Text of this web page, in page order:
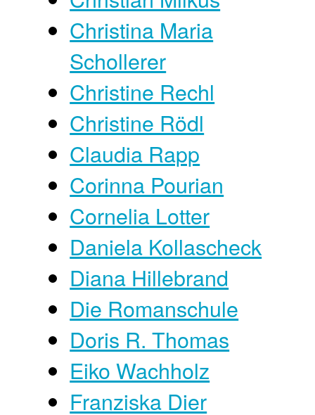
Christina Maria
Schollerer
Christine Rechl
Christine Rödl
Claudia Rapp
Corinna Pourian
Cornelia Lotter
Daniela Kollascheck
Diana Hillebrand
Die Romanschule
Doris R. Thomas
Eiko Wachholz
Franziska Dier